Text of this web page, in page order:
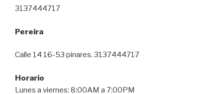
3137444717
Pereira
Calle 14 16-53 pinares. 3137444717
Horario
Lunes a viernes: 8:00AM a 7:00PM